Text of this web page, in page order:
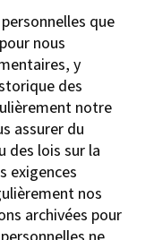
que
nous
y
des
notre
assurer du
des lois sur la
exigences
nos
archivées pour